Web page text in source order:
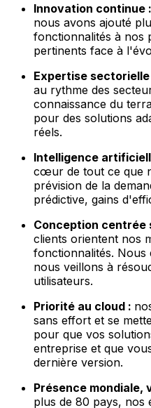
Innovation continue :
nous avons ajouté
fonctionnalités à nos
pertinents face à
Expertise sectorielle
au rythme des
connaissance du
pour des solutions
réels.
Intelligence
cœur de tout ce que
prévision de la
prédictive, gains
Conception
clients orientent nos
fonctionnalités.
nous veillons à
utilisateurs.
Priorité au cloud :
sans effort et se
pour que vos
entreprise et que
dernière version.
Présence mondiale,
plus de 80 pays, nos